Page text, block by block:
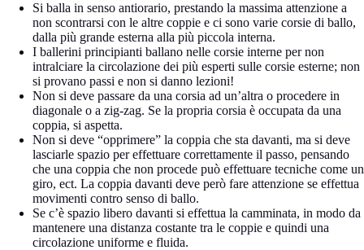
Si balla in senso antiorario, prestando la massima attenzione a
non scontrarsi con le altre coppie e ci sono varie corsie di ballo,
dalla più grande esterna alla più piccola interna.
I ballerini principianti ballano nelle corsie interne per non
intralciare la circolazione dei più esperti sulle corsie esterne; non
si provano passi e non si danno lezioni!
Non si deve passare da una corsia ad un’altra o procedere in
diagonale o a zig-zag. Se la propria corsia è occupata da una
coppia, si aspetta.
Non si deve “opprimere” la coppia che sta davanti, ma si deve
lasciarle spazio per effettuare correttamente il passo, pensando
che una coppia che non procede può effettuare tecniche come un
giro, ect. La coppia davanti deve però fare attenzione se effettua
movimenti contro senso di ballo.
Se c’è spazio libero davanti si effettua la camminata, in modo da
mantenere una distanza costante tra le coppie e quindi una
circolazione uniforme e fluida.